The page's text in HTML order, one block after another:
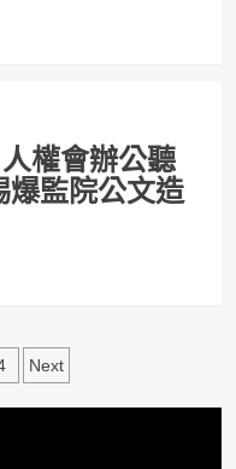
權會辦公聽
爆監院公文造
Next